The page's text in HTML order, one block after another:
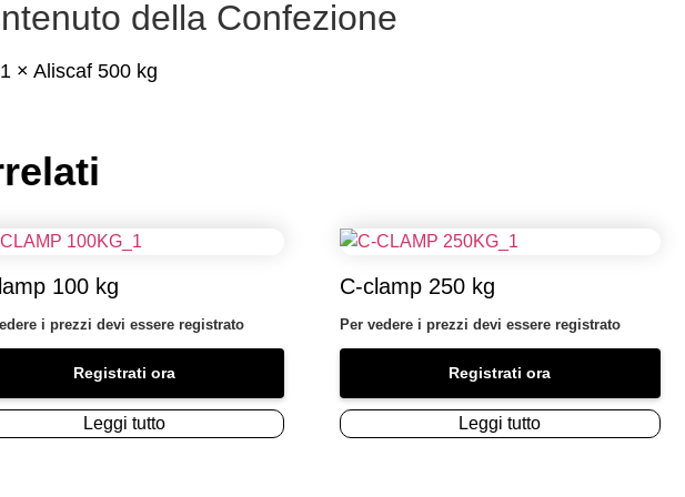
della Confezione
1 × Aliscaf 500 kg
100 kg
i prezzi devi essere registrato
Registrati ora
Leggi tutto
C-clamp 250 kg
Per vedere i prezzi devi essere registrato
Registrati ora
Leggi tutto